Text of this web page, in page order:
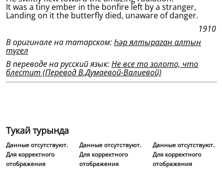
It was a tiny ember in the bonfire left by a stranger,
Landing on it the butterfly died, unaware of danger.
1910
В оригинале на татарском:Һәр ялтыраган алтын
түгел
В переводе на русский язык:Не все то золото, что
блестит (Перевод В.Думаевой-Валиевой)
Тукай турында
Данные отсутствуют.
Для корректного
отображения
Данные отсутствуют.
Для корректного
отображения
Данные отсутствуют.
Для корректного
отображения